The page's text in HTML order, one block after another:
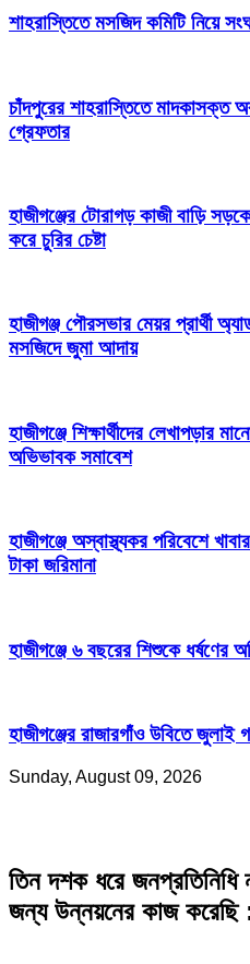
শাহরাস্তিতে মসজিদ কমিটি নিয়ে
চাঁদপুরের শাহরাস্তিতে
গ্রেফতার
হাজীগঞ্জের টোরাগড় কাজী বাড়ি
করে চুরির চেষ্টা
হাজীগঞ্জ পৌরসভার মেয়র প্রার্থী
মসজিদে জুমা আদায়
হাজীগঞ্জে শিক্ষার্থীদের লেখাপড়ার
অভিভাবক সমাবেশ
হাজীগঞ্জে অস্বাস্থ্যকর পরিবেশে
টাকা জরিমানা
হাজীগঞ্জে ৬ বছরের শিশুকে
হাজীগঞ্জের রাজারগাঁও উবিতে
Sunday, August 09, 2026
তিন দশক ধরে জনপ্রতিনিধি
জন্য উন্নয়নের কাজ করেছি